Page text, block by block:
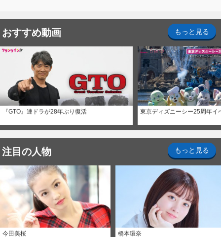
おすすめ動画 もっと見る
『GTO』連ドラが28年ぶり復活 東京ディズニーシー25周年イ
注目の人物 もっと見る
今田美桜 橋本環奈